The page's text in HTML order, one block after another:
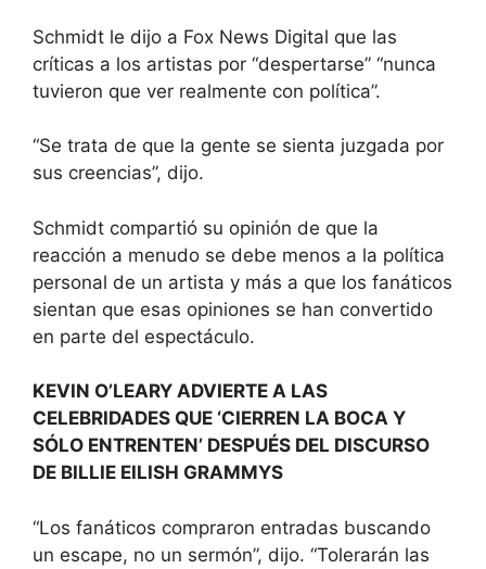
Schmidt le dijo a Fox News Digital que las
críticas a los artistas por “despertarse” “nunca
tuvieron que ver realmente con política”.
“Se trata de que la gente se sienta juzgada por
sus creencias”, dijo.
Schmidt compartió su opinión de que la
reacción a menudo se debe menos a la política
personal de un artista y más a que los fanáticos
sientan que esas opiniones se han convertido
en parte del espectáculo.
KEVIN O’LEARY ADVIERTE A LAS
CELEBRIDADES QUE ‘CIERREN LA BOCA Y
SÓLO ENTRENTEN’ DESPUÉS DEL DISCURSO
DE BILLIE EILISH GRAMMYS
“Los fanáticos compraron entradas buscando
un escape, no un sermón”, dijo. “Tolerarán las